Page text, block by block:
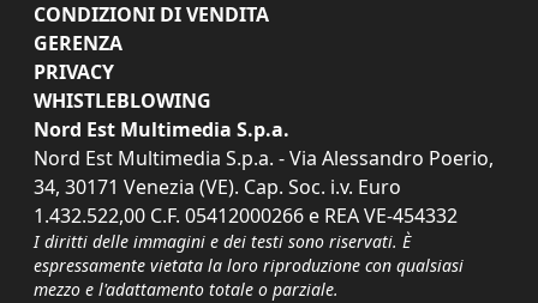
CONDIZIONI DI VENDITA
GERENZA
PRIVACY
WHISTLEBLOWING
Nord Est Multimedia S.p.a.
Nord Est Multimedia S.p.a. - Via Alessandro Poerio,
34, 30171 Venezia (VE). Cap. Soc. i.v. Euro
1.432.522,00 C.F. 05412000266 e REA VE-454332
I diritti delle immagini e dei testi sono riservati. È
espressamente vietata la loro riproduzione con qualsiasi
mezzo e l'adattamento totale o parziale.